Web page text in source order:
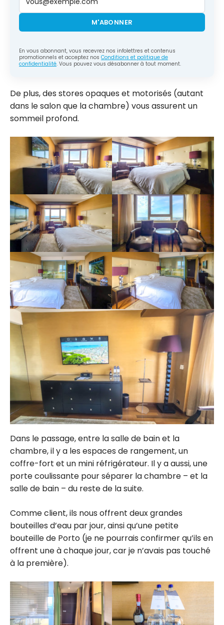
M'ABONNER
En vous abonnant, vous recevrez nos infolettres et contenus
promotionnels et acceptez nos Conditions et politique de
confidentialité. Vous pouvez vous désabonner à tout moment.
De plus, des stores opaques et motorisés (autant
dans le salon que la chambre) vous assurent un
sommeil profond.
Dans le passage, entre la salle de bain et la
chambre, il y a les espaces de rangement, un
coffre-fort et un mini réfrigérateur. Il y a aussi, une
porte coulissante pour séparer la chambre – et la
salle de bain – du reste de la suite.
Comme client, ils nous offrent deux grandes
bouteilles d’eau par jour, ainsi qu’une petite
bouteille de Porto (je ne pourrais confirmer qu’ils en
offrent une à chaque jour, car je n’avais pas touché
à la première).